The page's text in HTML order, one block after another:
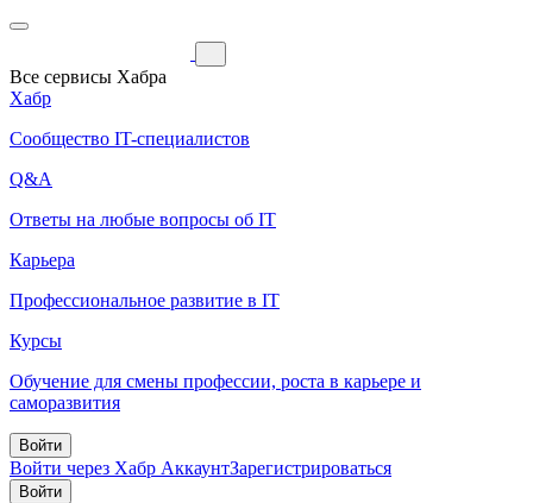
Все сервисы Хабра
Хабр
Сообщество IT-специалистов
Q&A
Ответы на любые вопросы об IT
Карьера
Профессиональное развитие в IT
Курсы
Обучение для смены профессии, роста в карьере и
саморазвития
Войти
Войти через Хабр АккаунтЗарегистрироваться
Войти